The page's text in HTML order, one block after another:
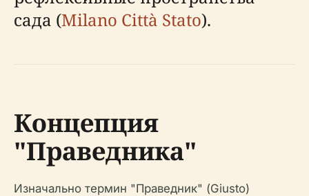
сада (Milano Città Stato).
Концепция
"Праведника"
Изначально термин "Праведник" (Giusto)